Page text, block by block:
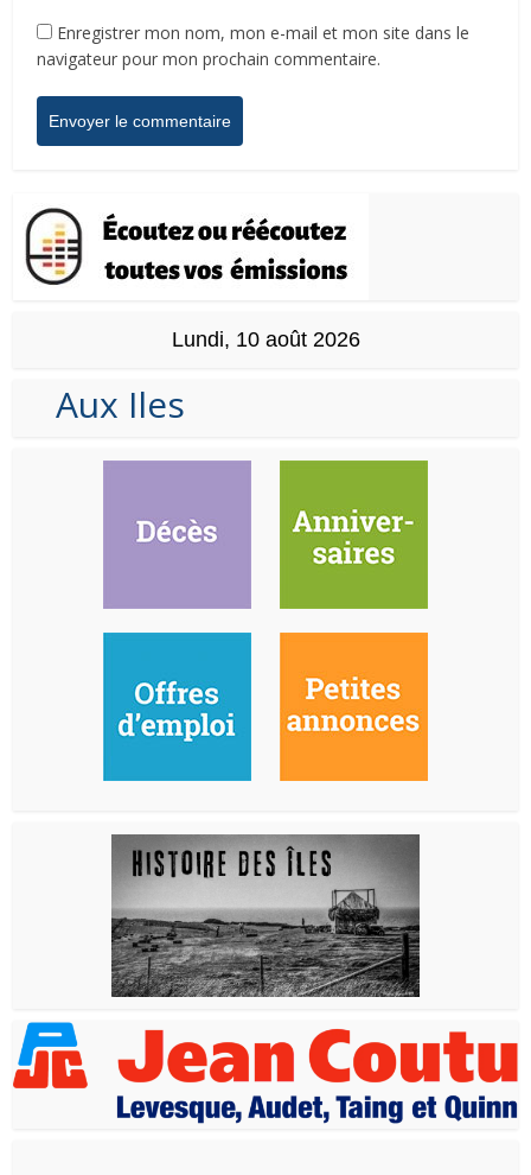
Enregistrer mon nom, mon e-mail et mon site dans le
navigateur pour mon prochain commentaire.
Lundi, 10 août 2026
Aux Iles